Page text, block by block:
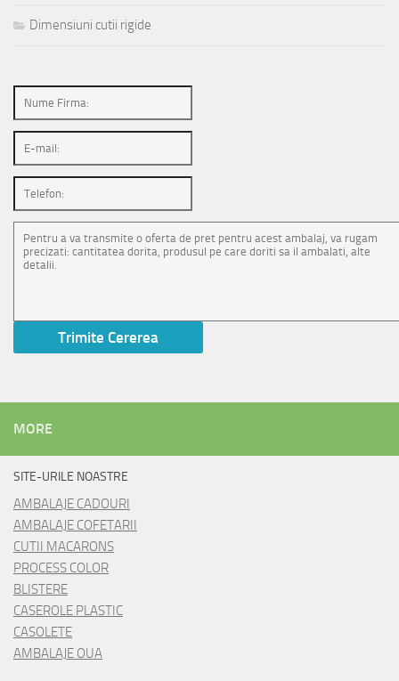
Dimensiuni cutii rigide
MORE
SITE-URILE NOASTRE
AMBALAJE CADOURI
AMBALAJE COFETARII
CUTII MACARONS
PROCESS COLOR
BLISTERE
CASEROLE PLASTIC
CASOLETE
AMBALAJE OUA